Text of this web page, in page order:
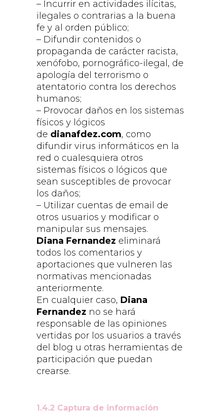
– Incurrir en actividades ilícitas,
ilegales o contrarias a la buena
fe y al orden público;
– Difundir contenidos o
propaganda de carácter racista,
xenófobo, pornográfico-ilegal, de
apología del terrorismo o
atentatorio contra los derechos
humanos;
– Provocar daños en los sistemas
físicos y lógicos
de dianafdez.com, como
difundir virus informáticos en la
red o cualesquiera otros
sistemas físicos o lógicos que
sean susceptibles de provocar
los daños;
– Utilizar cuentas de email de
otros usuarios y modificar o
manipular sus mensajes.
Diana Fernandez eliminará
todos los comentarios y
aportaciones que vulneren las
normativas mencionadas
anteriormente.
En cualquier caso, Diana
Fernandez no se hará
responsable de las opiniones
vertidas por los usuarios a través
del blog u otras herramientas de
participación que puedan
crearse.
1.4.2 Captura de información